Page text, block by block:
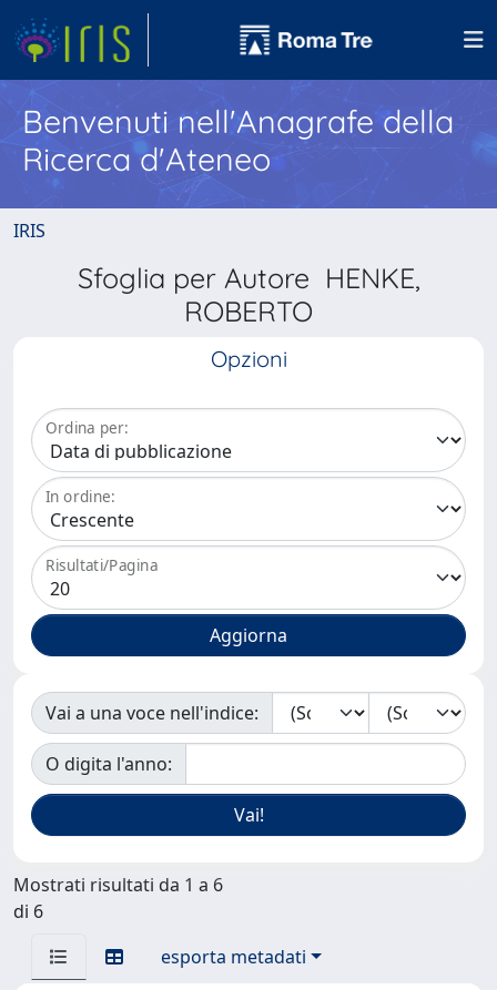
Benvenuti nell'Anagrafe della
Ricerca d'Ateneo
IRIS
Sfoglia per Autore HENKE,
ROBERTO
Opzioni
Ordina per:
In ordine:
Risultati/Pagina
Vai a una voce nell'indice:
O digita l'anno:
Mostrati risultati da 1 a 6
di 6
esporta metadati